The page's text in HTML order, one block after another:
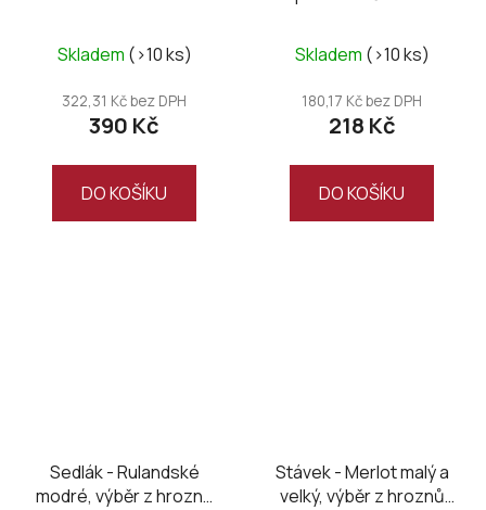
Skladem (>10 ks)
322,31 Kč bez DPH
390 Kč
DO KOŠÍKU
Skladem (>10 ks)
180,17 Kč bez DPH
218 Kč
DO KOŠÍKU
Sedlák - Rulandské
modré, výběr z hroznů
Stávek - Merlot malý a
velký, výběr z hroznů